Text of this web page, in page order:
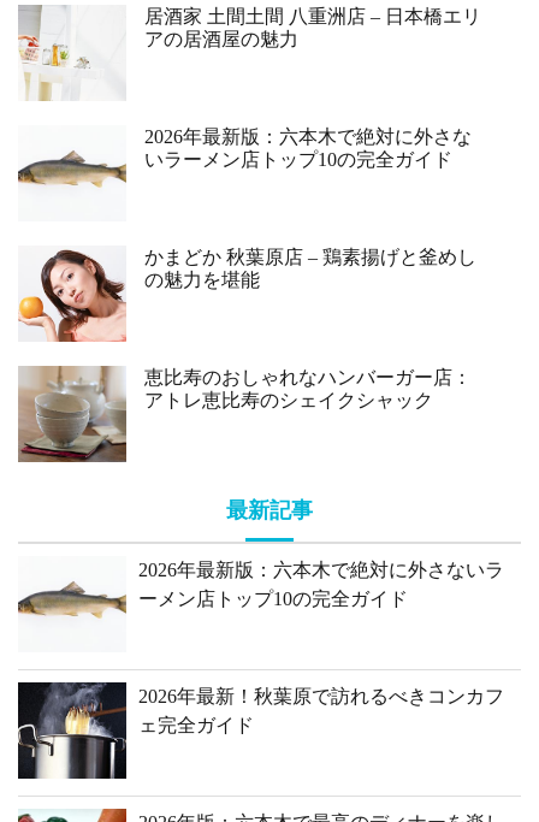
居酒家 土間土間 八重洲店 – 日本橋エリ
アの居酒屋の魅力
2026年最新版：六本木で絶対に外さな
いラーメン店トップ10の完全ガイド
かまどか 秋葉原店 – 鶏素揚げと釜めし
の魅力を堪能
恵比寿のおしゃれなハンバーガー店：
アトレ恵比寿のシェイクシャック
最新記事
2026年最新版：六本木で絶対に外さないラ
ーメン店トップ10の完全ガイド
2026年最新！秋葉原で訪れるべきコンカフ
ェ完全ガイド